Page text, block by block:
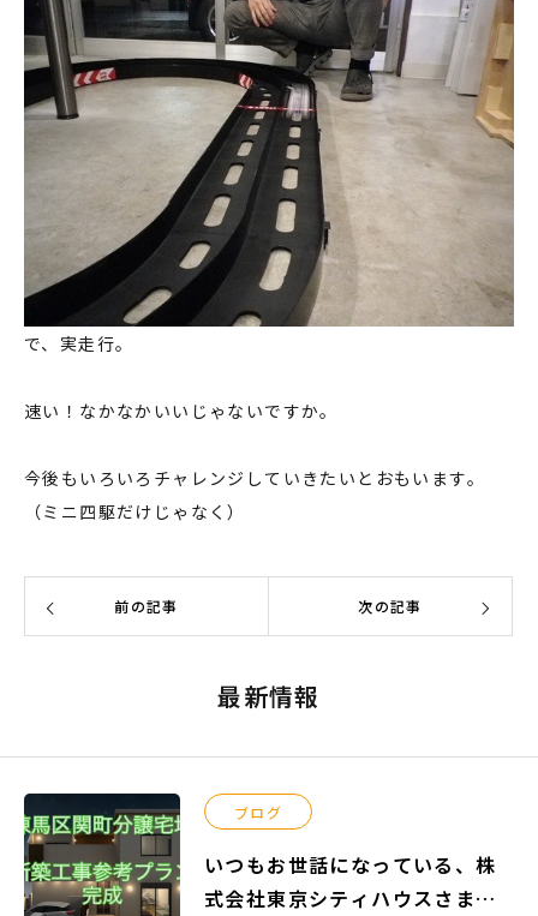
で、実走行。
速い！なかなかいいじゃないですか。
今後もいろいろチャレンジしていきたいとおもいます。
（ミニ四駆だけじゃなく）
前の記事 次の記事
最新情報
ブログ
いつもお世話になっている、株
式会社東京シティハウスさまよ